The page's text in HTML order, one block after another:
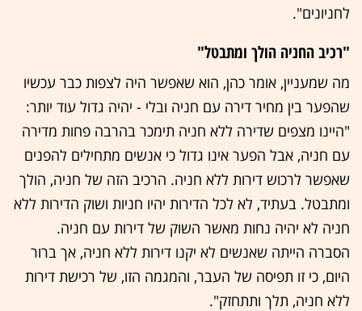
לחניונים".
"רכיב החניה הולך ומתבטל"
מה שמעניין, אומר כהן, הוא שאפשר היה לצפות כבר עכשיו
שהפער בין מחיר דירה עם חניה ובלי - יהיה גדול עוד יותר:
"היינו מצפים שדירה ללא חניה תימכר בהרבה פחות מדירה
עם חניה, אבל הפער אינו גדול כי אנשים מתחילים להפנים
שאפשר לרכוש דירות ללא חניה. הרכיב הזה של חניה, הולך
ומתבטל. בעתיד, לא לכל הדירות יהיו חניות ושוק הדירות ללא
חניה לא יהיה נחות מאשר השוק של דירות עם חניה.
הסברה הייתה שאנשים לא יקנו דירות ללא חניה, אך ברור
היום, כי זו תפיסה של העבר, והמגמה הזו, של רכישת דירות
ללא חניה, תלך ותתחזק".